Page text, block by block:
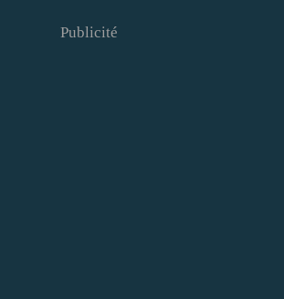
Publicité